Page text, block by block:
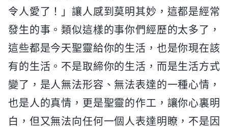
令人愛了！」讓人感到莫明其妙，這都是經常
發生的事。類似這樣的事你們經歷的太多了，
這些都是今天聖靈給你的生活，也是你現在該
有的生活。不是取締你的生活，而是生活方式
變了，是人無法形容、無法表達的一種心情，
也是人的真情，更是聖靈的作工，讓你心裏明
白，但又無法向任何一個人表達明瞭，不是因